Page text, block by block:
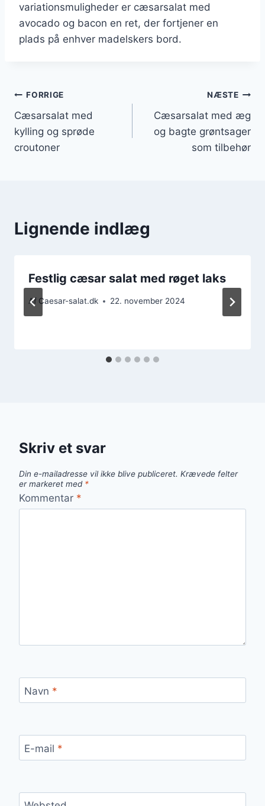
variationsmuligheder er cæsarsalat med
avocado og bacon en ret, der fortjener en
plads på enhver madelskers bord.
Indlægsnavigation
FORRIGE
Cæsarsalat med
kylling og sprøde
croutoner
NÆSTE
Cæsarsalat med æg
og bagte grøntsager
som tilbehør
Lignende indlæg
Festlig cæsar salat med røget laks
Af Caesar-salat.dk 22. november 2024
Skriv et svar
Din e-mailadresse vil ikke blive publiceret. Krævede felter
er markeret med *
Kommentar *
Navn *
E-mail *